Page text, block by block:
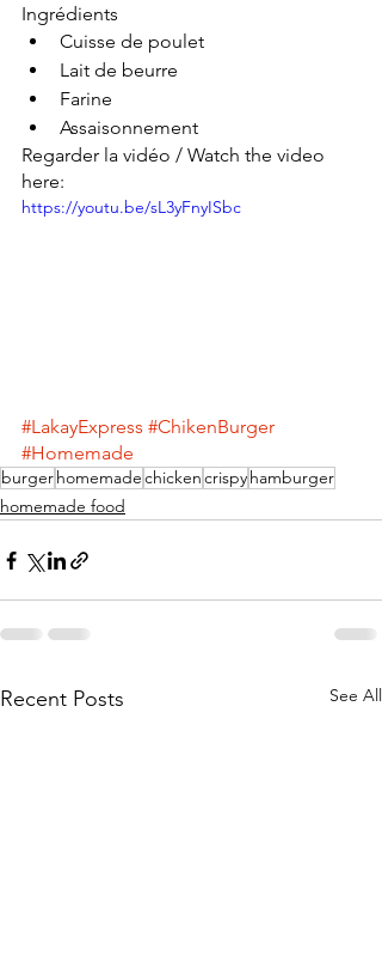
Ingrédients
Cuisse de poulet
Lait de beurre
Farine
Assaisonnement
Regarder la vidéo / Watch the video
here:
https://youtu.be/sL3yFnyISbc
#LakayExpress #ChikenBurger
#Homemade
burger homemadechickencrispy hamburger
homemade food
Recent Posts See All